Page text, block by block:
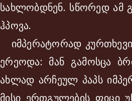
სახლობდნენ. სწორედ ამ
ჰპოვა.
იმპერატორად
ერეოდა: მან გამოსცა
ახლად არჩეულ პაპს
მისი ერთგულების ფიცი